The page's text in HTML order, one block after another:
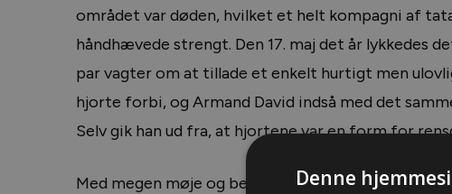
området var døden, hvilket et helt kompagni af
håndhævede strengt. Den 17. maj det år lykkedes
par vagter om at tillade et enkelt hurtigt men
hjorte forbi, og Armand David indså med det
Selv gik han ud fra, at hjortene var en form for
Med megen møje og besvær lykkedes det den
Denne